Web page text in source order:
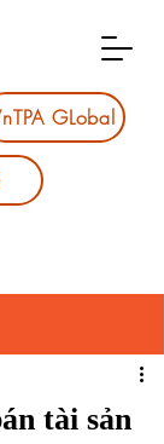
GLobal
tài sản